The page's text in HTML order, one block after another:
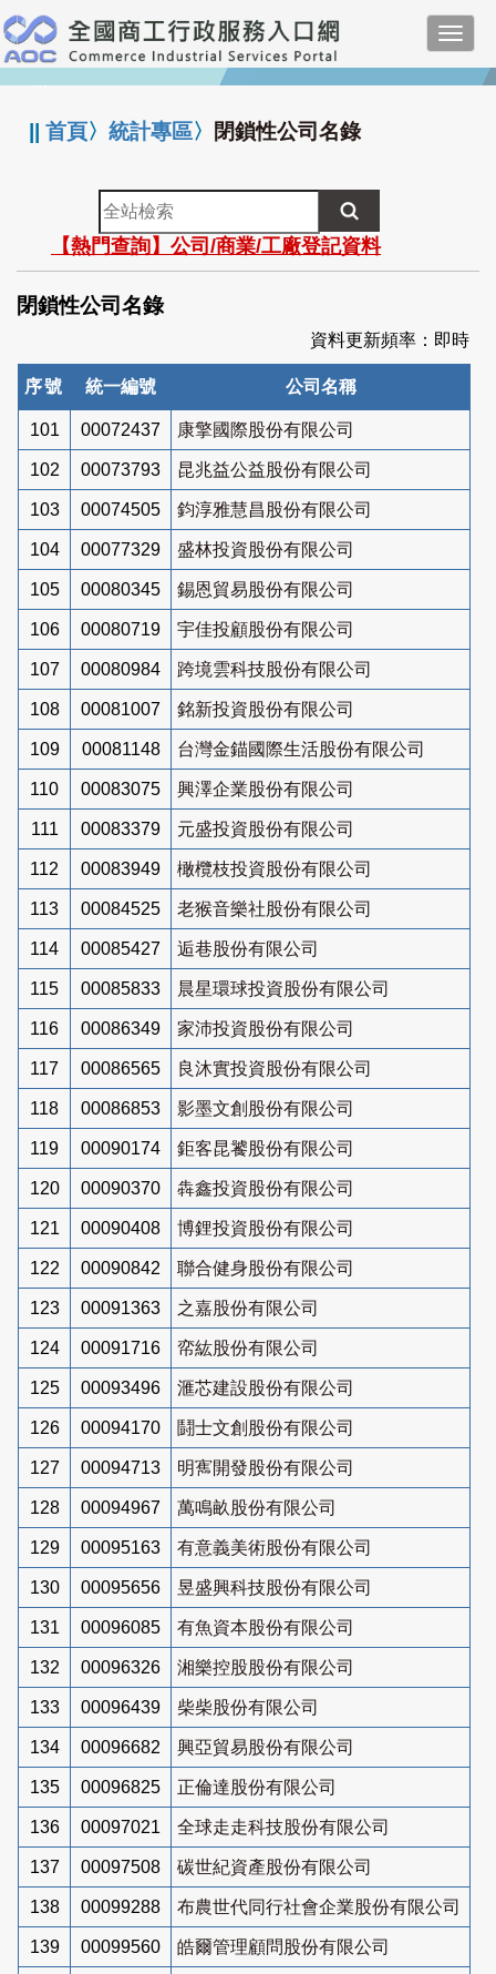
跳
到
主
要
:::
||首頁〉統計專區〉 閉鎖性公司名錄
全
站
檢
索
【熱門查詢】公司/商業/工廠登記資料
閉鎖性公司名錄
資料更新頻率：即時
序號 統一編號 公司名稱
101 00072437 康擎國際股份有限公司
102 00073793 昆兆益公益股份有限公司
103 00074505 鈞淳雅慧昌股份有限公司
104 00077329 盛林投資股份有限公司
105 00080345 錫恩貿易股份有限公司
106 00080719 宇佳投顧股份有限公司
107 00080984 跨境雲科技股份有限公司
108 00081007 銘新投資股份有限公司
109 00081148 台灣金錨國際生活股份有限公司
110 00083075 興澤企業股份有限公司
111 00083379 元盛投資股份有限公司
112 00083949 橄欖枝投資股份有限公司
113 00084525 老猴音樂社股份有限公司
114 00085427 逅巷股份有限公司
115 00085833 晨星環球投資股份有限公司
116 00086349 家沛投資股份有限公司
117 00086565 良沐實投資股份有限公司
118 00086853 影墨文創股份有限公司
119 00090174 鉅客昆饕股份有限公司
120 00090370 犇鑫投資股份有限公司
121 00090408 博鋰投資股份有限公司
122 00090842 聯合健身股份有限公司
123 00091363 之嘉股份有限公司
124 00091716 帟紘股份有限公司
125 00093496 滙芯建設股份有限公司
126 00094170 鬪士文創股份有限公司
127 00094713 明寯開發股份有限公司
128 00094967 萬鳴畝股份有限公司
129 00095163 有意義美術股份有限公司
130 00095656 昱盛興科技股份有限公司
131 00096085 有魚資本股份有限公司
132 00096326 湘樂控股股份有限公司
133 00096439 柴柴股份有限公司
134 00096682 興亞貿易股份有限公司
135 00096825 正倫達股份有限公司
136 00097021 全球走走科技股份有限公司
137 00097508 碳世紀資產股份有限公司
138 00099288 布農世代同行社會企業股份有限公司
139 00099560 皓爾管理顧問股份有限公司